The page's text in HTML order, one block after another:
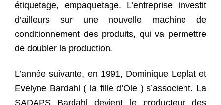
étiquetage, empaquetage. L’entreprise investit
d’ailleurs sur une nouvelle machine de
conditionnement des produits, qui va permettre
de doubler la production.
L’année suivante, en 1991, Dominique Leplat et
Evelyne Bardahl ( la fille d’Ole ) s’associent. La
SADAPS Bardahl devient le producteur des